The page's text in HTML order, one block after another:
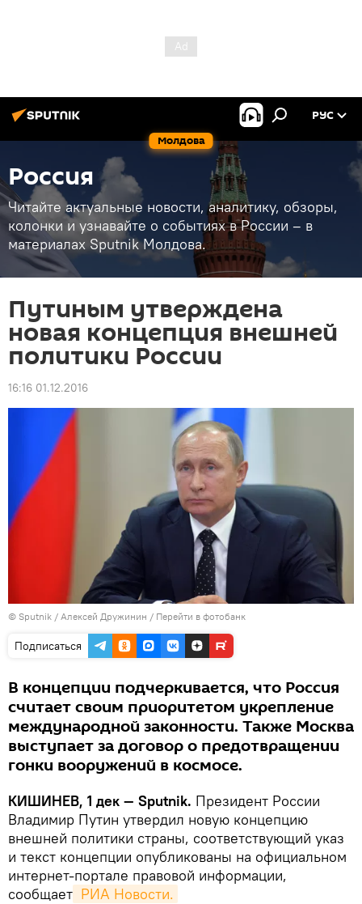
Молдова
РУС
Россия
Читайте актуальные новости, аналитику, обзоры,
колонки и узнавайте о событиях в России – в
материалах Sputnik Молдова.
Путиным утверждена
новая концепция внешней
политики России
16:16 01.12.2016
© Sputnik / Алексей Дружинин / Перейти в фотобанк
Подписаться
В концепции подчеркивается, что Россия
считает своим приоритетом укрепление
международной законности. Также Москва
выступает за договор о предотвращении
гонки вооружений в космосе.
КИШИНЕВ, 1 дек — Sputnik. Президент России
Владимир Путин утвердил новую концепцию
внешней политики страны, соответствующий указ
и текст концепции опубликованы на официальном
интернет-портале правовой информации,
сообщает РИА Новости.